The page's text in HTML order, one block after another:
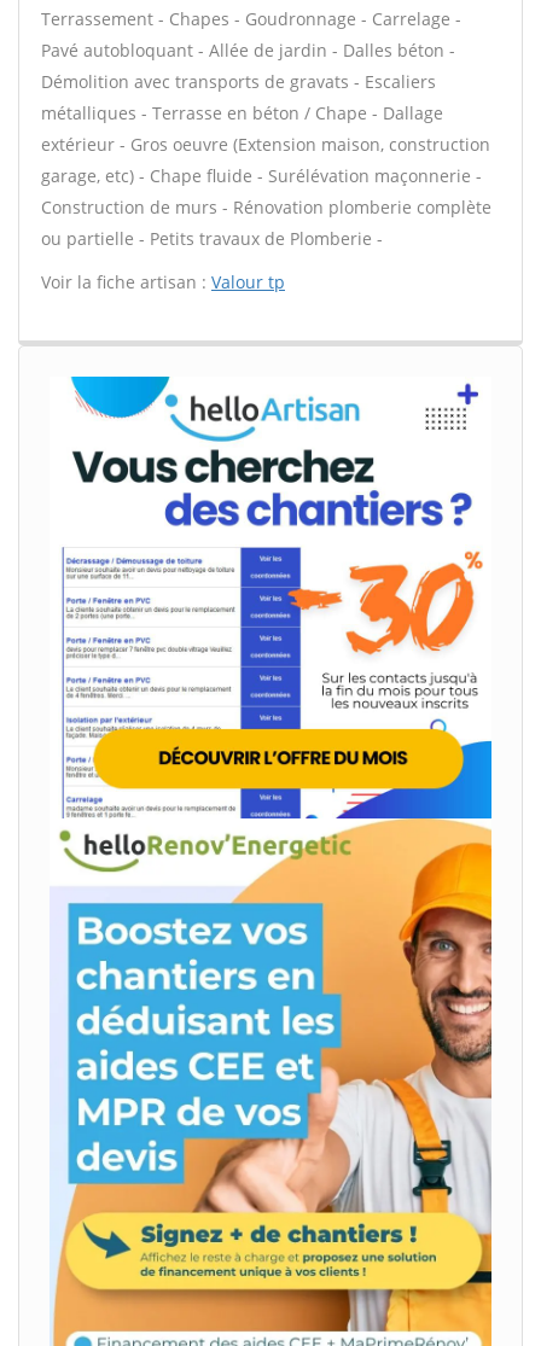
Terrassement - Chapes - Goudronnage - Carrelage -
Pavé autobloquant - Allée de jardin - Dalles béton -
Démolition avec transports de gravats - Escaliers
métalliques - Terrasse en béton / Chape - Dallage
extérieur - Gros oeuvre (Extension maison, construction
garage, etc) - Chape fluide - Surélévation maçonnerie -
Construction de murs - Rénovation plomberie complète
ou partielle - Petits travaux de Plomberie -
Voir la fiche artisan : Valour tp